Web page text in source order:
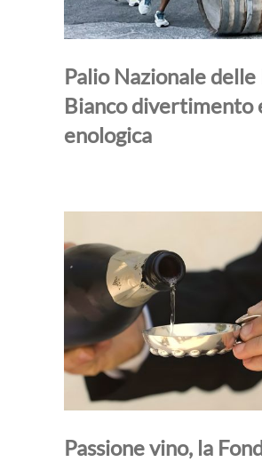
Palio Nazionale
Bianco divertimento
enologica
Passione vino, la